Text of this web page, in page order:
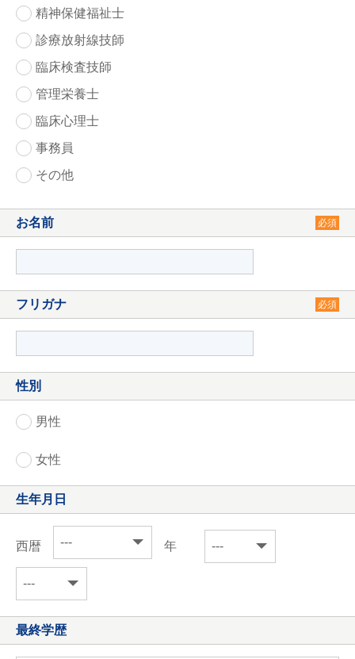
精神保健福祉士
診療放射線技師
臨床検査技師
管理栄養士
臨床心理士
事務員
その他
お名前 必須
フリガナ 必須
性別
男性
女性
生年月日
西暦 年
最終学歴